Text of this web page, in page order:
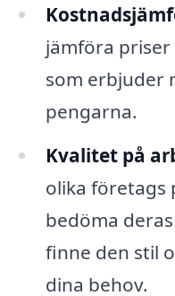
jämföra
som erbjuder
pengarna.
Kvalitet på
olika företags
bedöma
finne den stil
dina behov.